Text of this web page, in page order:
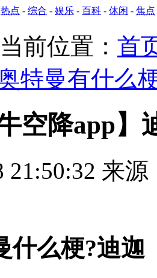
热点 - 综合 - 娱乐 - 百科 - 休闲 - 焦点
当前位置： 首
特曼有什么
空降app
21:50:32 来源
什么梗?迪迦